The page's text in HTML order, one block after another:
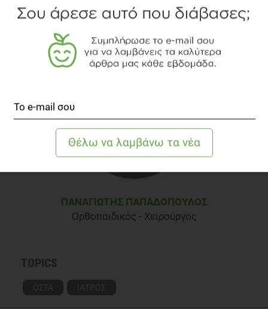
ΠΑΝΑΓΙΏΤΗΣ ΠΑΠΑΔΌΠΟΥΛΟΣ
Ορθοπαιδικός - Χειρούργος
TOPICS
ΟΣΤΑ ΙΑΤΡΟΣ